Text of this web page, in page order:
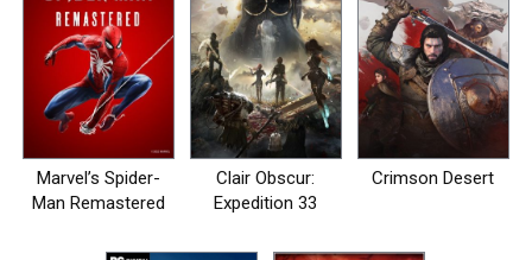
Marvel’s Spider-
Man Remastered
Clair Obscur:
Expedition 33
Crimson Desert